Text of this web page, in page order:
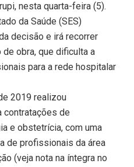
nesta quarta-feira (5).
da Saúde (SES)
decisão e irá recorrer
obra, que dificulta a
para a rede hospitalar
2019 realizou
contratações de
e obstetrícia, com uma
de profissionais da área
(veja nota na íntegra no